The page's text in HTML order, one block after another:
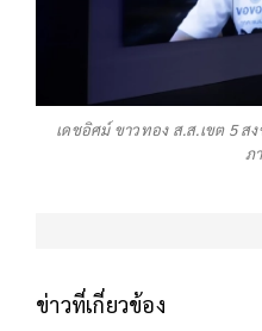
เดชอิศม์ ขาวทอง ส.ส.เขต 5 ส
ภ
ข่าวที่เกี่ยวข้อง